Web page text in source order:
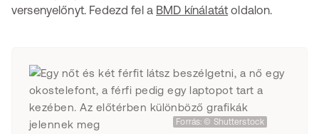
versenyelőnyt. Fedezd fel a BMD kínálatát oldalon.
Forrás: © Shutterstock